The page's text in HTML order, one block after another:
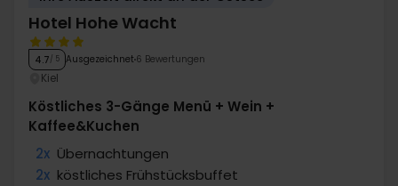
Hotel Hohe Wacht
4.7/ 5 Ausgezeichnet 6 Bewertungen
Kiel
Köstliches 3-Gänge Menü + Wein +
Kaffee&Kuchen
2x Übernachtungen
2x köstliches Frühstücksbuffet